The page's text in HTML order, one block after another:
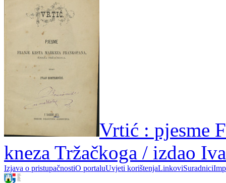
Vrtić : pjesme
kneza Tržačkoga / izdao
Izjava o pristupačnostiO portaluUvjeti korištenjaLinkoviSuradnici